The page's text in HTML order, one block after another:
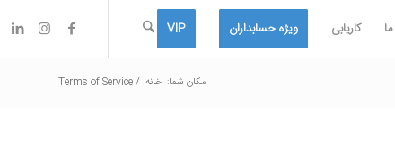
کاریابی ویژه حسابداران VIP
مکان شما: خانه /
Terms of Service